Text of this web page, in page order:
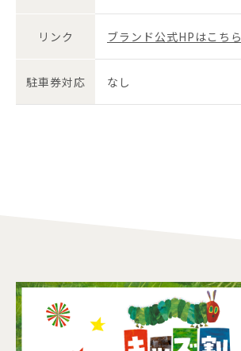
リンク ブランド公式HPはこちら
駐車券対応 なし